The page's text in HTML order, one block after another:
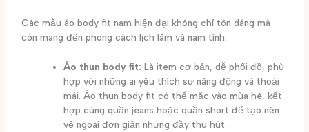
Các mẫu áo body fit nam hiện đại không chỉ tôn dáng mà
còn mang đến phong cách lịch lãm và nam tính.
Áo thun body fit: Là item cơ bản, dễ phối đồ, phù
hợp với những ai yêu thích sự năng động và thoải
mái. Áo thun body fit có thể mặc vào mùa hè, kết
hợp cùng quần jeans hoặc quần short để tạo nên
vẻ ngoài đơn giản nhưng đầy thu hút.